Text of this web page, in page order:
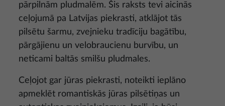
pārpilnām pludmalēm. Šis raksts tevi aicinās
ceļojumā pa Latvijas piekrasti, atklājot tās
pilsētu šarmu, zvejnieku tradīciju bagātību,
pārgājienu un velobraucienu burvību, un
neticami baltās smilšu pludmales.
Ceļojot gar jūras piekrasti, noteikti ieplāno
apmeklēt romantiskās jūras pilsētiņas un